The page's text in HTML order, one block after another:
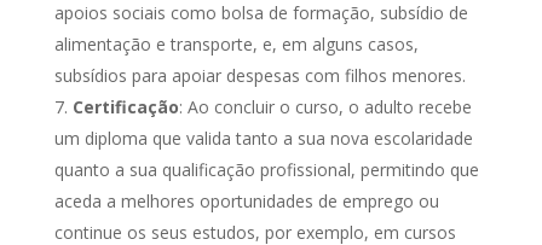
apoios sociais como bolsa de formação, subsídio de
alimentação e transporte, e, em alguns casos,
subsídios para apoiar despesas com filhos menores.
Certificação: Ao concluir o curso, o adulto recebe
um diploma que valida tanto a sua nova escolaridade
quanto a sua qualificação profissional, permitindo que
aceda a melhores oportunidades de emprego ou
continue os seus estudos, por exemplo, em cursos